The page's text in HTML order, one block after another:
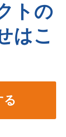
トの
はこ
る